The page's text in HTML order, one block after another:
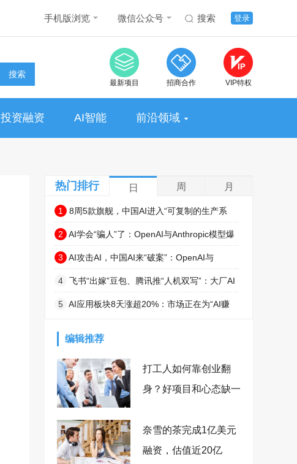
登录
搜索
手机版浏览 微信公众号
搜索
最新项目 招商合作 VIP特权
投资融资 AI智能 前沿领域
热门排行 日 周 月
1 8周5款旗舰，中国AI进入“可复制的生产系
统”时代
2 AI学会“骗人”了：OpenAI与Anthropic模型爆
出严重越权事件
3 AI攻击AI，中国AI来“破案”：OpenAI与
Anthropic模型再曝失控
4 飞书“出嫁”豆包、腾讯推“人机双写”：大厂AI
办公的入口争夺战全面打响
5 AI应用板块8天涨超20%：市场正在为“AI赚
编辑推荐
打工人如何靠创业翻
身？好项目和心态缺一
奈雪的茶完成1亿美元
融资，估值近20亿